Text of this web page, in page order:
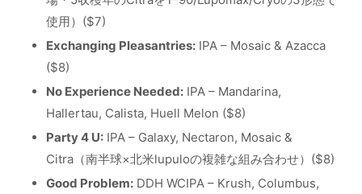
使用）($7)
Exchanging Pleasantries: IPA – Mosaic & Azacca
($8)
No Experience Needed: IPA – Mandarina,
Hallertau, Calista, Huell Melon ($8)
Party 4 U: IPA – Galaxy, Nectaron, Mosaic &
Citra（南半球×北米lupuloの複雑な組み合わせ）($8)
Good Problem: DDH WCIPA – Krush, Columbus,